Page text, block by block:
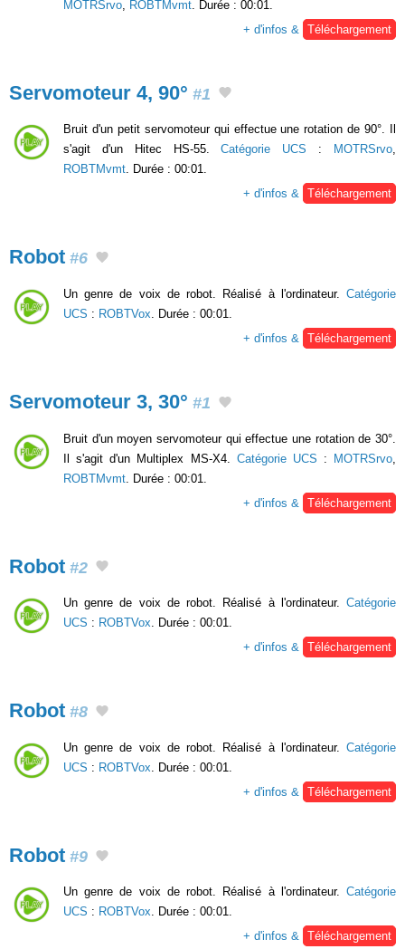
MOTRSrvo ROBTMvmt . Durée : 00:01.
+ d'infos &
Téléchargement
Servomoteur 4, 90° #1
Bruit d'un petit servomoteur qui effectue une rotation de 90°. Il
s'agit d'un Hitec HS-55.Catégorie UCS : MOTRSrvo,
ROBTMvmt. Durée : 00:01.
+ d'infos & Téléchargement
Robot #6
Un genre de voix de robot. Réalisé à l'ordinateur. Catégorie
UCS : ROBTVox . Durée : 00:01.
+ d'infos &
Téléchargement
Servomoteur 3, 30° #1
Bruit d'un moyen servomoteur qui effectue une rotation de 30°.
Il s'agit d'un Multiplex MS-X4. Catégorie UCS : MOTRSrvo
ROBTMvmt . Durée : 00:01.
+ d'infos &
Téléchargement
Robot #2
Un genre de voix de robot. Réalisé à l'ordinateur. Catégorie
UCS : ROBTVox. Durée : 00:01.
+ d'infos & Téléchargement
Robot #8
Un genre de voix de robot. Réalisé à l'ordinateur. Catégorie
UCS : ROBTVox . Durée : 00:01.
+ d'infos &
Téléchargement
Robot #9
Un genre de voix de robot. Réalisé à l'ordinateur. Catégorie
UCS : ROBTVox. Durée : 00:01.
+ d'infos & Téléchargement